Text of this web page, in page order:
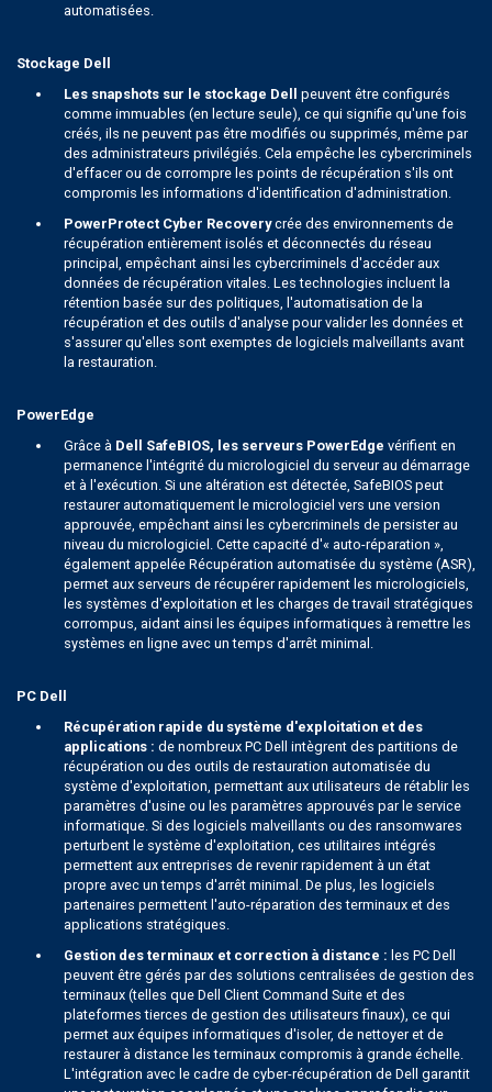
automatisées.
Stockage Dell
Les snapshots sur le stockage Dell peuvent être configurés
comme immuables (en lecture seule), ce qui signifie qu'une fois
créés, ils ne peuvent pas être modifiés ou supprimés, même par
des administrateurs privilégiés. Cela empêche les cybercriminels
d'effacer ou de corrompre les points de récupération s'ils ont
compromis les informations d'identification d'administration.
PowerProtect Cyber Recoverycrée des environnements de
récupération entièrement isolés et déconnectés du réseau
principal, empêchant ainsi les cybercriminels d'accéder aux
données de récupération vitales. Les technologies incluent la
rétention basée sur des politiques, l'automatisation de la
récupération et des outils d'analyse pour valider les données et
s'assurer qu'elles sont exemptes de logiciels malveillants avant
la restauration.
PowerEdge
Grâce à Dell SafeBIOS, les serveurs PowerEdge vérifient en
permanence l'intégrité du micrologiciel du serveur au démarrage
et à l'exécution. Si une altération est détectée, SafeBIOS peut
restaurer automatiquement le micrologiciel vers une version
approuvée, empêchant ainsi les cybercriminels de persister au
niveau du micrologiciel. Cette capacité d'« auto-réparation »,
également appelée Récupération automatisée du système (ASR),
permet aux serveurs de récupérer rapidement les micrologiciels,
les systèmes d'exploitation et les charges de travail stratégiques
corrompus, aidant ainsi les équipes informatiques à remettre les
systèmes en ligne avec un temps d'arrêt minimal.
PC Dell
Récupération rapide du système d'exploitation et des
applications : de nombreux PC Dell intègrent des partitions de
récupération ou des outils de restauration automatisée du
système d'exploitation, permettant aux utilisateurs de rétablir les
paramètres d'usine ou les paramètres approuvés par le service
informatique. Si des logiciels malveillants ou des ransomwares
perturbent le système d'exploitation, ces utilitaires intégrés
permettent aux entreprises de revenir rapidement à un état
propre avec un temps d'arrêt minimal. De plus, les logiciels
partenaires permettent l'auto-réparation des terminaux et des
applications stratégiques.
Gestion des terminaux et correction à distance : les PC Dell
peuvent être gérés par des solutions centralisées de gestion des
terminaux (telles que Dell Client Command Suite et des
plateformes tierces de gestion des utilisateurs finaux), ce qui
permet aux équipes informatiques d'isoler, de nettoyer et de
restaurer à distance les terminaux compromis à grande échelle.
L'intégration avec le cadre de cyber-récupération de Dell garantit